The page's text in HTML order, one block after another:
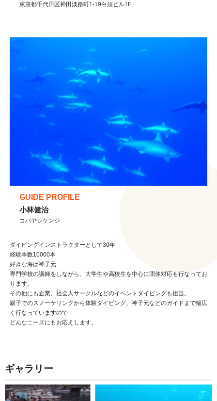
東京都千代田区神田淡路町1-19白須ビル1F
GUIDE PROFILE
小林健治
コバヤシケンジ
ダイビングインストラクターとして30年
経験本数10000本
好きな海は神子元
専門学校の講師をしながら、大学生や高校生を中心に団体対応も行なってお
ります。
その他にも企業、社会人サークルなどのイベントダイビングも担当。
親子でのスノーケリングから体験ダイビング、神子元などのガイドまで幅広
く行なっていますので
どんなニーズにもお応えします。
ギャラリー